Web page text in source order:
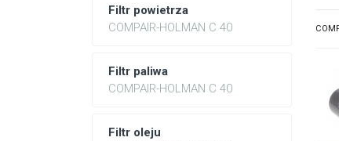
Filtr powietrza
COMPAIR-HOLMAN C 40
Filtr paliwa
COMPAIR-HOLMAN C 40
Filtr oleju